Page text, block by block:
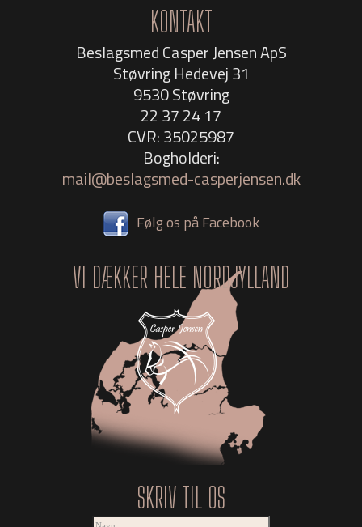
KONTAKT
Beslagsmed Casper Jensen ApS
Støvring Hedevej 31
9530 Støvring
22 37 24 17
CVR: 35025987
Bogholderi:
mail@beslagsmed-casperjensen.dk
Følg os på Facebook
VI DÆKKER HELE NORDJYLLAND
SKRIV TIL OS